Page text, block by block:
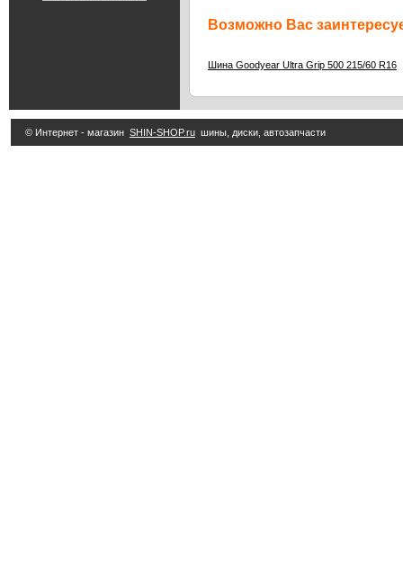
Возможно Вас
Шина Goodyear Ultra Grip 500 215/60 R16
© Интернет - магазин SHIN-SHOP.ru шины, диски, автозапчасти